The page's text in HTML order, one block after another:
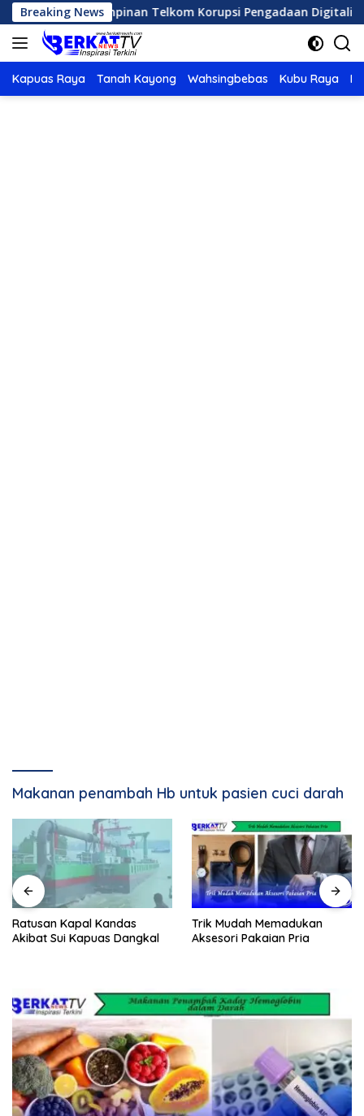
Langsung
ke
konten
Breaking News
Tahan Pimpinan Telkom Korupsi Pengadaan Digitalisasi
Kapuas Raya Tanah Kayong Wahsingbebas Kubu Raya
Makanan penambah Hb untuk pasien cuci darah
Ratusan Kapal Kandas
Akibat Sui Kapuas Dangkal
Trik Mudah Memadukan
Aksesori Pakaian Pria